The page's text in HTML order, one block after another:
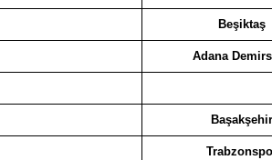
Beşiktaş
Adana
Başakşehir